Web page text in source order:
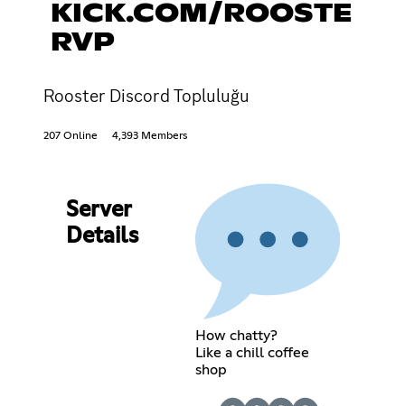
KICK.COM/ROOSTE
RVP
Rooster Discord Topluluğu
207 Online 4,393 Members
Server
Details
How chatty?
Like a chill coffee
shop